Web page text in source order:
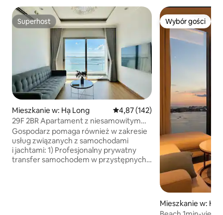
Superhost
Superhost
Mieszkanie w: Hạ Long Średnia ocena: 4,87 na 5, liczba
4,87 (142)
29F 2BR Apartament z niesamowitym
widokiem na morze – Halong Center
Stay!
Gospodarz pomaga również w zakresie
usług związanych z samochodami
i jachtami: 1) Profesjonalny prywatny
transfer samochodem w przystępnych
Wybór gości
Wybór gości
Mieszkanie w: Hạ